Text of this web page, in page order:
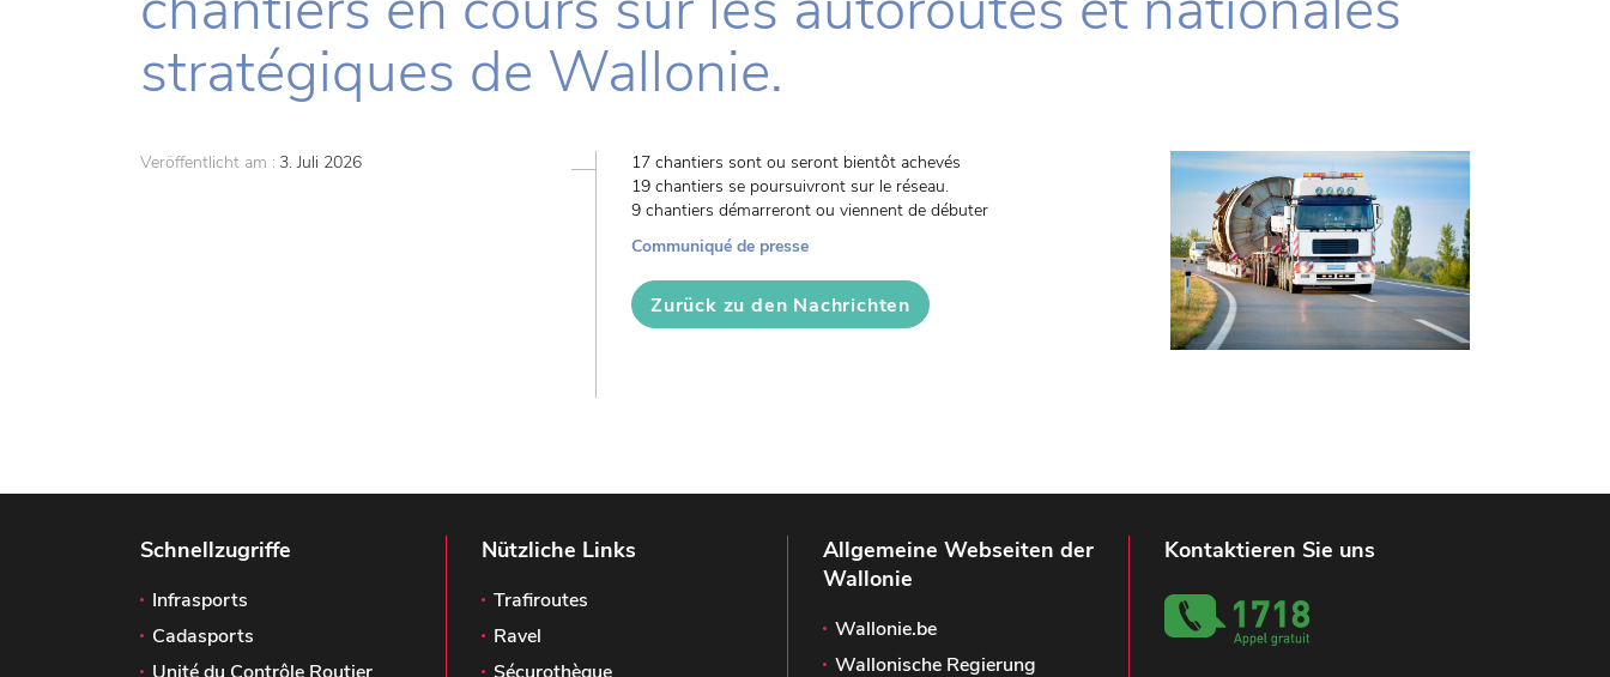
stratégiques de Wallonie.
Veröffentlicht am : 3. Juli 2026
17 chantiers sont ou seront bientôt achevés
19 chantiers se poursuivront sur le réseau.
9 chantiers démarreront ou viennent de débuter
Communiqué de presse
Zurück zu den Nachrichten
Schnellzugriffe
Infrasports
Cadasports
Nützliche Links
Trafiroutes
Ravel
Allgemeine Webseiten der
Wallonie
Wallonie.be
Wallonische Regierung
Kontaktieren Sie uns